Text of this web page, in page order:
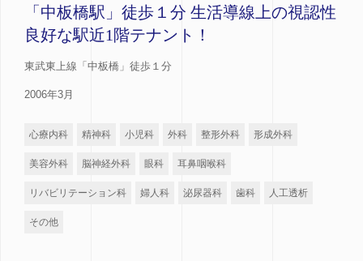
「中板橋駅」徒歩１分 生活導線上の視認性
良好な駅近1階テナント！
東武東上線「中板橋」徒歩１分
2006年3月
心療内科 精神科 小児科 外科 整形外科 形成外科
美容外科 脳神経外科 眼科 耳鼻咽喉科
リバビリテーション科 婦人科 泌尿器科 歯科 人工透析
その他